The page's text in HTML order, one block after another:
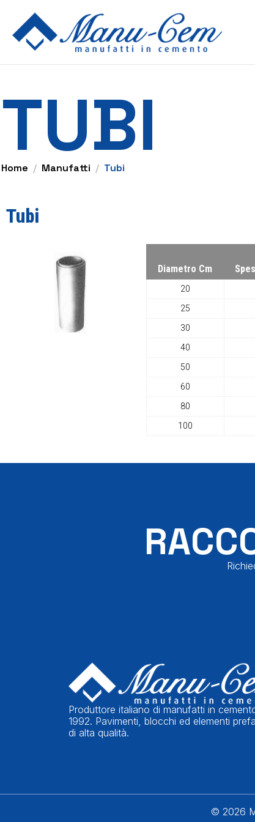
TUBI
Home Manufatti Tubi
Tubi
Diametro Cm
20
25
30
40
50
60
80
100
Produttore italiano di manufatti in
1992. Pavimenti, blocchi ed elementi
di alta qualità.
© 2026